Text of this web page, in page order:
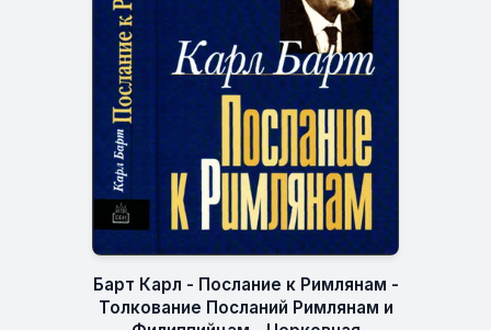
Барт Карл - Послание к Римлянам -
Толкование Посланий Римлянам и